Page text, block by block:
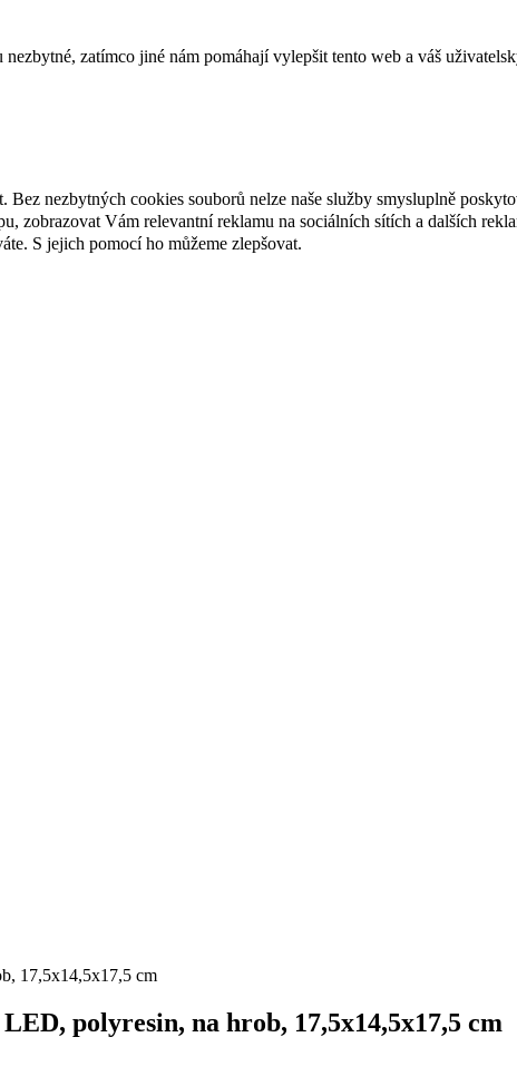
zatímco jiné nám pomáhají vylepšit tento web a váš
Bez nezbytných cookies souborů nelze naše služby smysluplně
zobrazovat Vám relevantní reklamu na sociálních sítích a dalších
S jejich pomocí ho můžeme zlepšovat.
17,5x14,5x17,5 cm
polyresin, na hrob, 17,5x14,5x17,5 cm